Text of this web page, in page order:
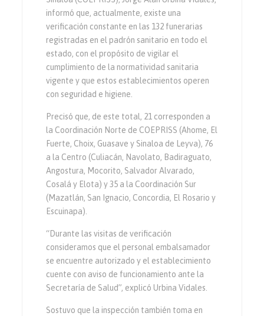
informó que, actualmente, existe una
verificación constante en las 132 funerarias
registradas en el padrón sanitario en todo el
estado, con el propósito de vigilar el
cumplimiento de la normatividad sanitaria
vigente y que estos establecimientos operen
con seguridad e higiene.
Precisó que, de este total, 21 corresponden a
la Coordinación Norte de COEPRISS (Ahome, El
Fuerte, Choix, Guasave y Sinaloa de Leyva), 76
a la Centro (Culiacán, Navolato, Badiraguato,
Angostura, Mocorito, Salvador Alvarado,
Cosalá y Elota) y 35 a la Coordinación Sur
(Mazatlán, San Ignacio, Concordia, El Rosario y
Escuinapa).
“Durante las visitas de verificación
consideramos que el personal embalsamador
se encuentre autorizado y el establecimiento
cuente con aviso de funcionamiento ante la
Secretaría de Salud”, explicó Urbina Vidales.
Sostuvo que la inspección también toma en